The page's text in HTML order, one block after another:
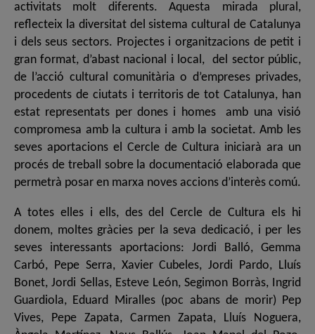
activitats molt diferents. Aquesta mirada plural,
reflecteix la diversitat del sistema cultural de Catalunya
i dels seus sectors. Projectes i organitzacions de petit i
gran format, d’abast nacional i local, del sector públic,
de l’acció cultural comunitària o d’empreses privades,
procedents de ciutats i territoris de tot Catalunya, han
estat representats per dones i homes amb una visió
compromesa amb la cultura i amb la societat. Amb les
seves aportacions el Cercle de Cultura iniciarà ara un
procés de treball sobre la documentació elaborada que
permetrà posar en marxa noves accions d’interès comú.
A totes elles i ells, des del Cercle de Cultura els hi
donem, moltes gràcies per la seva dedicació, i per les
seves interessants aportacions: Jordi Balló, Gemma
Carbó, Pepe Serra, Xavier Cubeles, Jordi Pardo, Lluís
Bonet, Jordi Sellas, Esteve León, Segimon Borràs, Ingrid
Guardiola, Eduard Miralles (poc abans de morir) Pep
Vives, Pepe Zapata, Carmen Zapata, Lluís Noguera,